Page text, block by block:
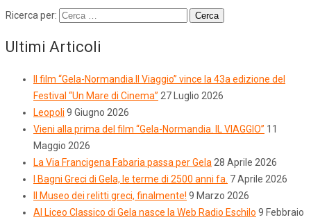
Ricerca per:
Ultimi Articoli
Il film “Gela-Normandia.Il Viaggio” vince la 43a edizione del
Festival “Un Mare di Cinema” 27 Luglio 2026
Leopoli 9 Giugno 2026
Vieni alla prima del film “Gela-Normandia. IL VIAGGIO” 11
Maggio 2026
La Via Francigena Fabaria passa per Gela 28 Aprile 2026
I Bagni Greci di Gela, le terme di 2500 anni fa. 7 Aprile 2026
Il Museo dei relitti greci, finalmente! 9 Marzo 2026
Al Liceo Classico di Gela nasce la Web Radio Eschilo 9 Febbraio